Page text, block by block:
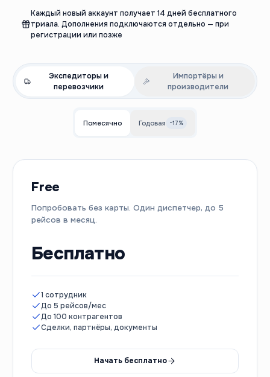
Каждый новый аккаунт получает 14 дней бесплатного
триала. Дополнения подключаются отдельно — при
регистрации или позже
Экспедиторы и
перевозчики
Импортёры и
производители
Помесячно Годовая −17%
Free
Попробовать без карты. Один диспетчер, до 5
рейсов в месяц.
Бесплатно
1 сотрудник
До 5 рейсов/мес
До 100 контрагентов
Сделки, партнёры, документы
Начать бесплатно